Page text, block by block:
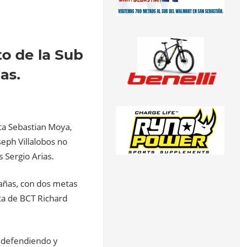
de la Sub
Sebastian Moya,
Villalobos no
Sergio Arias.
con dos metas
de BCT Richard
y